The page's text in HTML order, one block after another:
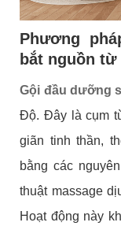
Phương
bắt nguồn từ
Gội đầu dưỡng
Độ. Đây là cụm
giãn tinh thần,
bằng các
thuật massage
Hoạt động này